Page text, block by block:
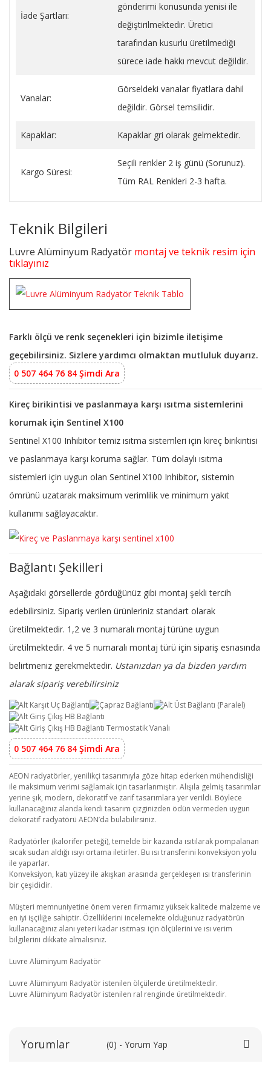
İade Şartları:
gönderimi konusunda yenisi ile
değiştirilmektedir. Üretici
tarafından kusurlu üretilmediği
sürece iade hakkı mevcut değildir.
Vanalar:
Görseldeki vanalar fiyatlara dahil
değildir. Görsel temsilidir.
Kapaklar: Kapaklar gri olarak gelmektedir.
Kargo Süresi:
Seçili renkler 2 iş günü (Sorunuz).
Tüm RAL Renkleri 2-3 hafta.
Teknik Bilgileri
Luvre Alüminyum Radyatör montaj ve teknik resim için
tıklayınız
Farklı ölçü ve renk seçenekleri için bizimle iletişime
geçebilirsiniz. Sizlere yardımcı olmaktan mutluluk duyarız.
0 507 464 76 84 Şimdi Ara
Kireç birikintisi ve paslanmaya karşı ısıtma sistemlerini
korumak için Sentinel X100
Sentinel X100 Inhibitor temiz ısıtma sistemleri için kireç birikintisi
ve paslanmaya karşı koruma sağlar. Tüm dolaylı ısıtma
sistemleri için uygun olan Sentinel X100 Inhibitor, sistemin
ömrünü uzatarak maksimum verimlilik ve minimum yakıt
kullanımı sağlayacaktır.
Bağlantı Şekilleri
Aşağıdaki görsellerde gördüğünüz gibi montaj şekli tercih
edebilirsiniz. Sipariş verilen ürünleriniz standart olarak
üretilmektedir. 1,2 ve 3 numaralı montaj türüne uygun
üretilmektedir. 4 ve 5 numaralı montaj türü için sipariş esnasında
belirtmeniz gerekmektedir. Ustanızdan ya da bizden yardım
alarak sipariş verebilirsiniz
0 507 464 76 84 Şimdi Ara
AEON radyatörler, yenilikçi tasarımıyla göze hitap ederken mühendisliği
ile maksimum verimi sağlamak için tasarlanmıştır. Alışıla gelmiş tasarımlar
yerine şık, modern, dekoratif ve zarif tasarımlara yer verildi. Böylece
kullanacağınız alanda kendi tasarım çizginizden ödün vermeden uygun
dekoratif radyatörü AEON’da bulabilirsiniz.
Radyatörler (kalorifer peteği), temelde bir kazanda ısıtılarak pompalanan
sıcak sudan aldığı ısıyı ortama iletirler. Bu ısı transferini konveksiyon yolu
ile yaparlar.
Konveksiyon, katı yüzey ile akışkan arasında gerçekleşen ısı transferinin
bir çeşididir.
Müşteri memnuniyetine önem veren firmamız yüksek kalitede malzeme ve
en iyi işçiliğe sahiptir. Özelliklerini incelemekte olduğunuz radyatörün
kullanacağınız alanı yeteri kadar ısıtması için ölçülerini ve ısı verim
bilgilerini dikkate almalısınız.
Luvre Alüminyum Radyatör
Luvre Alüminyum Radyatör istenilen ölçülerde üretilmektedir.
Luvre Alüminyum Radyatör istenilen ral renginde üretilmektedir.
Yorumlar (0) - Yorum Yap